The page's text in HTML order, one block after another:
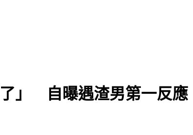
了」 自曝遇渣男第一反應